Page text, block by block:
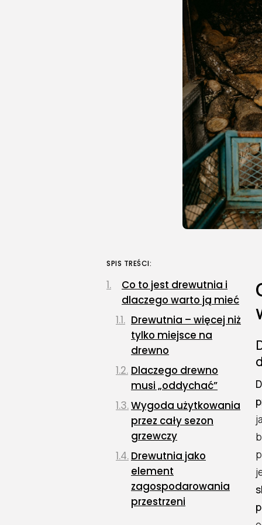
SPIS TREŚCI:
Co to jest drewutnia i
dlaczego warto ją mieć
Drewutnia – więcej niż
tylko miejsce na
drewno
Dlaczego drewno
musi „oddychać”
Wygoda użytkowania
przez cały sezon
grzewczy
Drewutnia jako
element
zagospodarowania
przestrzeni